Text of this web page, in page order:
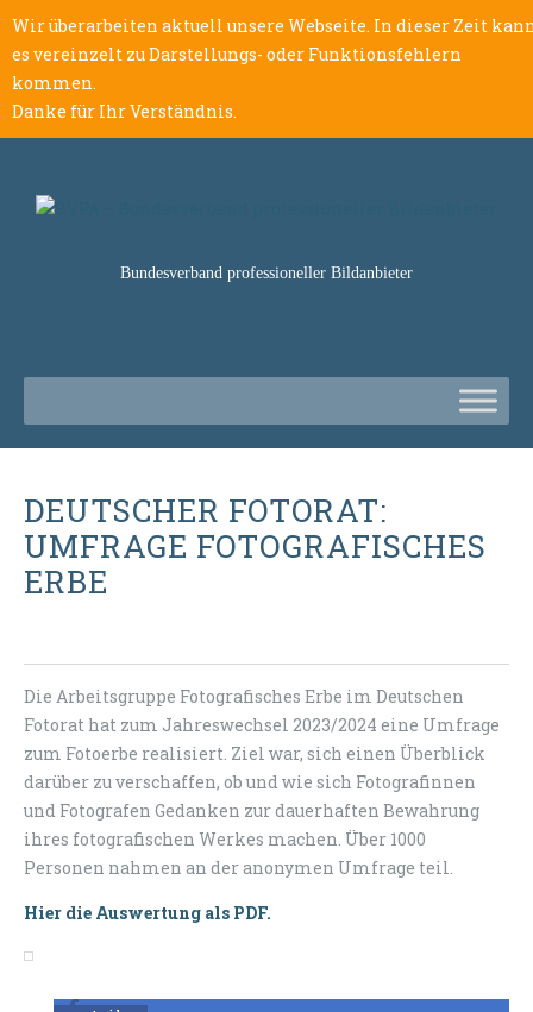
Wir überarbeiten aktuell unsere Webseite. In dieser Zeit
es vereinzelt zu Darstellungs- oder Funktionsfehlern
kommen.
Danke für Ihr Verständnis.
Bundesverband professioneller Bildanbieter
DEUTSCHER FOTORAT:
UMFRAGE FOTOGRAFISCHES
ERBE
Die Arbeitsgruppe Fotografisches Erbe im Deutschen
Fotorat hat zum Jahreswechsel 2023/2024 eine Umfrage
zum Fotoerbe realisiert. Ziel war, sich einen Überblick
darüber zu verschaffen, ob und wie sich Fotografinnen
und Fotografen Gedanken zur dauerhaften Bewahrung
ihres fotografischen Werkes machen. Über 1000
Personen nahmen an der anonymen Umfrage teil.
Hier die Auswertung als PDF.